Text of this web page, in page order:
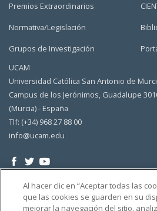
Premios Extraordinarios
Normativa/Legislación
Grupos de Investigación
UCAM
Universidad Católica San Antonio de
Campus de los Jerónimos, Guadalupe
(Murcia) - España
Tlf: (+34) 968 27 88 00
info@ucam.edu
Al hacer clic en “Aceptar todas las
que las cookies se guarden en su
mejorar la navegación del sitio,